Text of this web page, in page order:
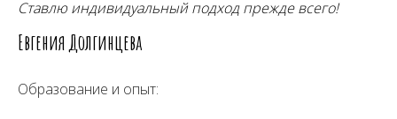
Ставлю индивидуальный подход прежде всего!
Евгения Долгинцева
Образование и опыт: